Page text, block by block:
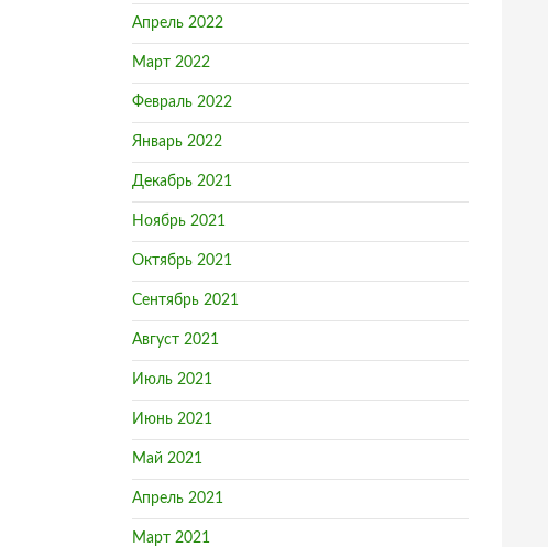
Апрель 2022
Март 2022
Февраль 2022
Январь 2022
Декабрь 2021
Ноябрь 2021
Октябрь 2021
Сентябрь 2021
Август 2021
Июль 2021
Июнь 2021
Май 2021
Апрель 2021
Март 2021